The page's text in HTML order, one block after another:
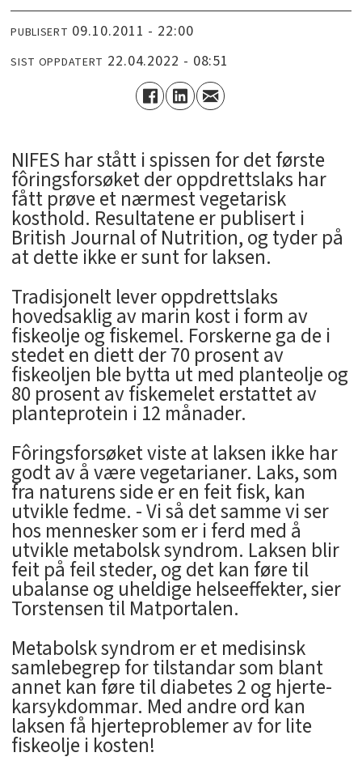
PUBLISERT 09.10.2011 - 22:00
SIST OPPDATERT 22.04.2022 - 08:51
NIFES har stått i spissen for det første
fôringsforsøket der oppdrettslaks har
fått prøve et nærmest vegetarisk
kosthold. Resultatene er publisert i
British Journal of Nutrition, og tyder på
at dette ikke er sunt for laksen.
Tradisjonelt lever oppdrettslaks
hovedsaklig av marin kost i form av
fiskeolje og fiskemel. Forskerne ga de i
stedet en diett der 70 prosent av
fiskeoljen ble bytta ut med planteolje og
80 prosent av fiskemelet erstattet av
planteprotein i 12 månader.
Fôringsforsøket viste at laksen ikke har
godt av å være vegetarianer. Laks, som
fra naturens side er en feit fisk, kan
utvikle fedme. - Vi så det samme vi ser
hos mennesker som er i ferd med å
utvikle metabolsk syndrom. Laksen blir
feit på feil steder, og det kan føre til
ubalanse og uheldige helseeffekter, sier
Torstensen til Matportalen.
Metabolsk syndrom er et medisinsk
samlebegrep for tilstandar som blant
annet kan føre til diabetes 2 og hjerte-
karsykdommar. Med andre ord kan
laksen få hjerteproblemer av for lite
fiskeolje i kosten!